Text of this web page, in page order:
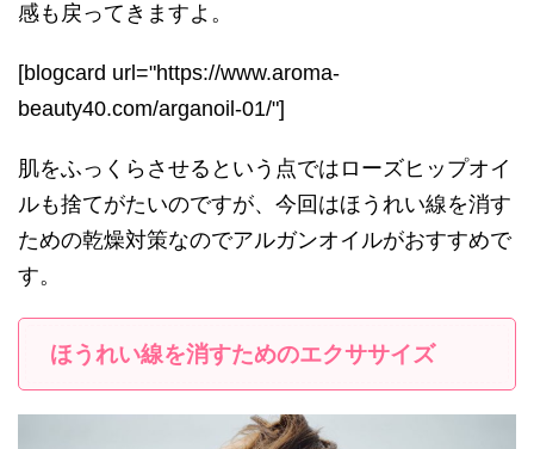
感も戻ってきますよ。
[blogcard url="https://www.aroma-
beauty40.com/arganoil-01/"]
肌をふっくらさせるという点ではローズヒップオイ
ルも捨てがたいのですが、今回はほうれい線を消す
ための乾燥対策なのでアルガンオイルがおすすめで
す。
ほうれい線を消すためのエクササイズ